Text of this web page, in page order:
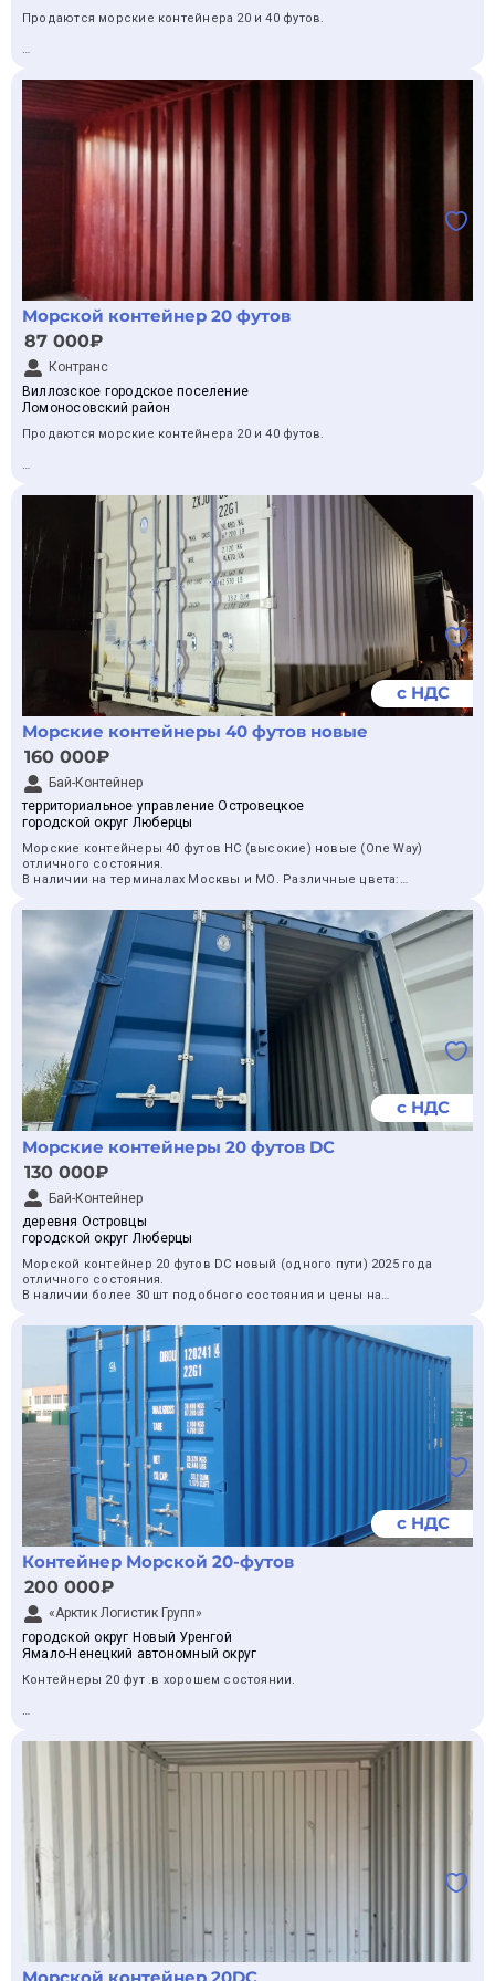
– купить 40-футовый контейнер с терминала
– морской контейнер 40 футов новый в СПб
– доставка контейнеров 40 футов недорого
- морской контейнер 40ф
-контейнер 40ф
Продаются морские контейнера 20 и 40 футов.
40 футовые б/у от 115тр до 125тр.
Имеем собственный автопарк манипуляторов - поможем с
организацией доставки.
Пишите, подберем контейнер под ваши запросы!
Морской контейнер 20 футов
87 000₽
Контранс
Виллозское городское поселение
Ломоносовский район
Продаются морские контейнера 20 и 40 футов.
40 футовые б/у от 115тр до 125тр.
Имеем собственный автопарк манипуляторов - поможем с
организацией доставки.
Пишите, подберем контейнер под ваши запросы!
с НДС
Морские контейнеры 40 футов новые
160 000₽
Бай-Контейнер
территориальное управление Островецкое
городской округ Люберцы
Морские контейнеры 40 футов HC (высокие) новые (One Way)
отличного состояния.
В наличии на терминалах Москвы и МО. Различные цвета:
с НДС
Морские контейнеры 20 футов DC
130 000₽
Бай-Контейнер
деревня Островцы
городской округ Люберцы
Морской контейнер 20 футов DC новый (одного пути) 2025 года
отличного состояния.
В наличии более 30 шт подобного состояния и цены на
Есть цвета синий, белый (молочный), графитовый (подороже
будут), серый.
Продажа как физическим так и юридическим лицам (делаем
пакет документов).
Доставка и разгрузка рассчитываются отдельно. Можно
самовывозом.
с НДС
Контейнер Морской 20-футов
200 000₽
«Арктик Логистик Групп»
городской округ Новый Уренгой
Ямало-Ненецкий автономный округ
Контейнеры 20 фут .в хорошем состоянии.